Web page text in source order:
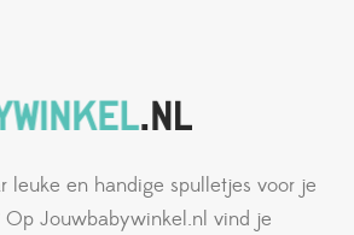
leuke en handige spulletjes voor je
Op Jouwbabywinkel.nl vind je